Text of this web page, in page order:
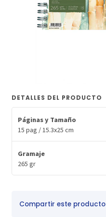
DETALLES DEL PRODUCTO
Páginas y Tamaño
15 pag / 15.3x25 cm
Gramaje
265 gr
Compartir este producto